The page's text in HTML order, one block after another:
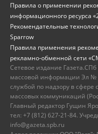
Правила о применении
информационного ресурса
Рекомендательные
Sparrow
Правила применения
рекламно-обменной сети
Сетевое издание
массовой информации Эл
службой по надзору в
массовых коммуникаций
Главный редактор Гущин
тел: +7 (812) 627-21-84.
info@gazeta.spb.ru